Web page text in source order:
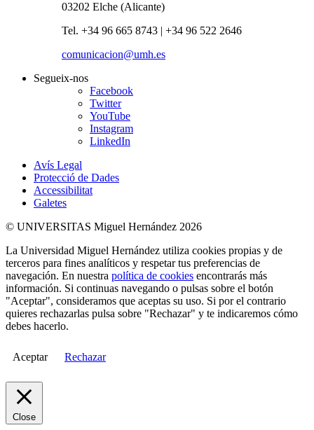
03202 Elche (Alicante)
Tel. +34 96 665 8743 | +34 96 522 2646
comunicacion@umh.es
Segueix-nos
Facebook
Twitter
YouTube
Instagram
LinkedIn
Avís Legal
Protecció de Dades
Accessibilitat
Galetes
© UNIVERSITAS Miguel Hernández 2026
La Universidad Miguel Hernández utiliza cookies propias y de
terceros para fines analíticos y respetar tus preferencias de
navegación. En nuestra política de cookies encontrarás más
información. Si continuas navegando o pulsas sobre el botón
"Aceptar", consideramos que aceptas su uso. Si por el contrario
quieres rechazarlas pulsa sobre "Rechazar" y te indicaremos cómo
debes hacerlo.
Aceptar Rechazar
Close